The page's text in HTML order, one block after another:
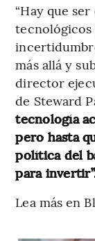
“Hay que
tecnológicos
más allá y
director
de Steward
tecnología
pero hasta
política del
para
Lea más en